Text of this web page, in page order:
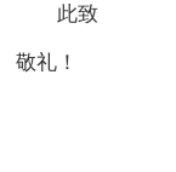
此致
敬礼！